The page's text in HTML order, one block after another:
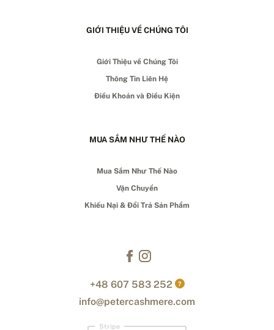
GIỚI THIỆU VỀ CHÚNG TÔI
Giới Thiệu về Chúng Tôi
Thông Tin Liên Hệ
Điều Khoản và Điều Kiện
MUA SẮM NHƯ THẾ NÀO
Mua Sắm Như Thế Nào
Vận Chuyển
Khiếu Nại & Đổi Trả Sản Phẩm
+48 607 583 252 ?
info@petercashmere.com
Stripe